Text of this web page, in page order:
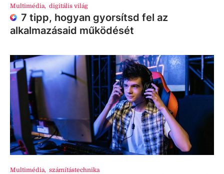
Multimédia, digitális világ
7 tipp, hogyan gyorsítsd fel az
alkalmazásaid működését
Multimédia, számítástechnika